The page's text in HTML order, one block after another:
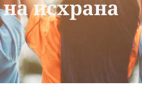
исхрана